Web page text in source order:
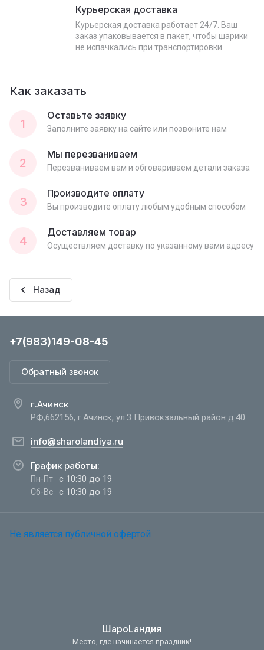
Курьерская доставка
Курьерская доставка работает 24/7. Ваш
заказ упаковывается в пакет, чтобы шарики
не испачкались при транспортировки
Как заказать
1
Оставьте заявку
Заполните заявку на сайте или позвоните нам
2
Мы перезваниваем
Перезваниваем вам и обговариваем детали заказа
3
Производите оплату
Вы производите оплату любым удобным способом
4
Доставляем товар
Осуществляем доставку по указанному вами адресу
Назад
+7(983)149-08-45
Обратный звонок
г.Ачинск
РФ,662156, г.Ачинск, ул.3 Привокзальный район д.40
info@sharolandiya.ru
График работы:
Пн-Пт с 10:30 до 19
Сб-Вс с 10:30 до 19
Не является публичной офертой
ШароLандия
Место, где начинается праздник!